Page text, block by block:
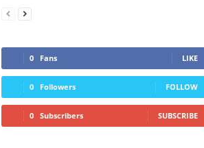
0 Fans LIKE
0 Followers FOLLOW
0 Subscribers SUBSCRIBE